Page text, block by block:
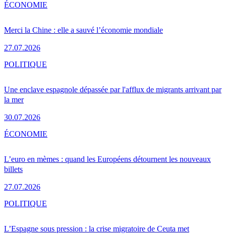
Merci la Chine : elle a sauvé l’économie mondiale
27.07.2026
ÉCONOMIE
Une enclave espagnole dépassée par l'afflux de migrants arrivant par
la mer
30.07.2026
POLITIQUE
L’euro en mèmes : quand les Européens détournent les nouveaux
billets
27.07.2026
ÉCONOMIE
L’Espagne sous pression : la crise migratoire de Ceuta met
POLITIQUE